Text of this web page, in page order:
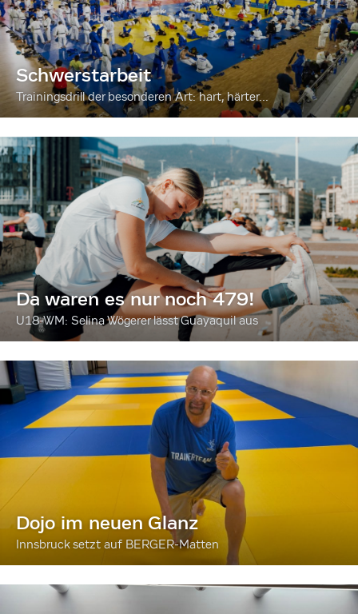
Schwerstarbeit
Trainingsdrill der besonderen Art: hart, härter...
Da waren es nur noch 479!
U18-WM: Selina Wögerer lässt Guayaquil aus
Dojo im neuen Glanz
Innsbruck setzt auf BERGER-Matten